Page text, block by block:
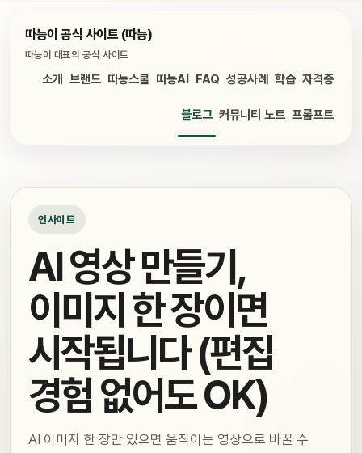
따능이 공식 사이트 (따능)
따능이 대표의 공식 사이트
소개 브랜드 따능스쿨 따능AI FAQ 성공사례 학습 자격증
블로그 커뮤니티 노트 프롬프트
인사이트
AI 영상 만들기,
이미지 한 장이면
시작됩니다 (편집
경험 없어도 OK)
AI 이미지 한 장만 있으면 움직이는 영상으로 바꿀 수